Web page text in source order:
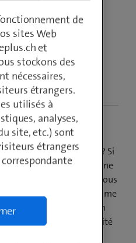
Swisscom Casa? Si
urgent, car ce produit ne
compter de fin février. Nous
Swisscom inOne home
(10 Mbit/s), Swisscom
vous avez la possibilité
que pour votre
de
sites Web
et
stockons des
nécessaires,
étrangers.
utilisés à
analyses,
site, etc.) sont
étrangers